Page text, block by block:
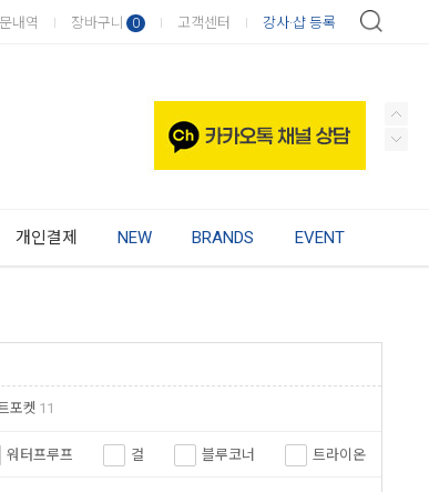
내역 장바구니 0 고객센터 강사·샵 등록
개인결제 NEW BRANDS EVENT
포켓 11
워터프루프 걸 블루코너 트라이온